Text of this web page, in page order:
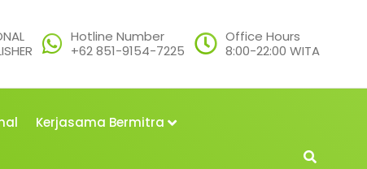
Hotline Number
+62 851-9154-7225
Office Hours
8:00-22:00 WITA
Kerjasama Bermitra